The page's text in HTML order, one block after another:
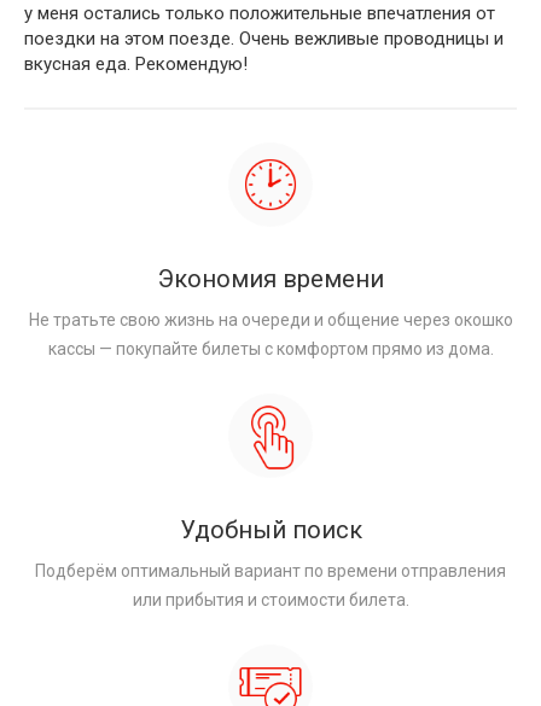
у меня остались только положительные впечатления от
поездки на этом поезде. Очень вежливые проводницы и
вкусная еда. Рекомендую!
Экономия времени
Не тратьте свою жизнь на очереди и общение через окошко
кассы — покупайте билеты с комфортом прямо из дома.
Удобный поиск
Подберём оптимальный вариант по времени отправления
или прибытия и стоимости билета.